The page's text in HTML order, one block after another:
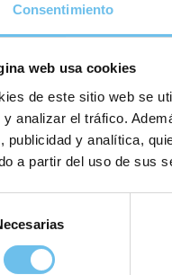
Consentimiento
web usa cookies
de este sitio web se
y analizar el tráfico.
publicidad y analítica,
a partir del uso de sus
la actualización de la
y aprovechar al máximo las
o contacta directamente